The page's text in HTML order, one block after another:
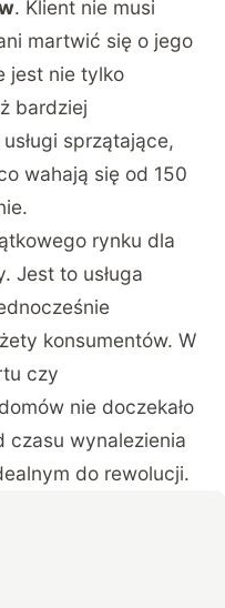
. Klient nie musi
martwić się o jego
jest nie tylko
bardziej
sprzątające,
wahają się od 150
rynku dla
Jest to usługa
konsumentów. W
czy
nie doczekało
czasu wynalezienia
do rewolucji.